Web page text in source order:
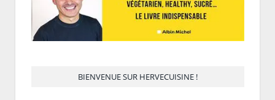
BIENVENUE SUR HERVECUISINE !